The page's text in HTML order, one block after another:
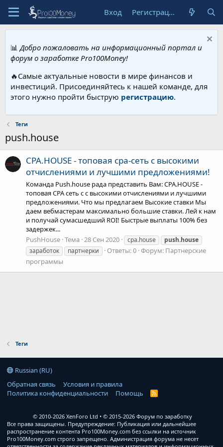
Вход Регистрация
📊 Добро пожаловать на информационный портал и
форум о заработке Pro100Money!
🔥Самые актуальные новости в мире финансов и
инвестиций. Присоединяйтесь к нашей команде, для
этого нужно пройти быструю регистрацию.
Теги
push.house
CPA.HOUSE - топовая cpa-сеть с высокими
отчислениями и лучшими предложениями!
Команда Push.house рада представить Вам: CPA.HOUSE -
топовая СРА сеть с с высокими отчислениями и лучшими
предложениями. Что мы предлагаем Высокие cтавки Мы
даем вебмастерам максимально большие ставки. Лей к нам
и получай сумасшедший ROI! Быстрые выплаты 100% без
задержек...
PushHouse Тема 28 Сен 2020 cpa.house
push.house
заработок
партнерки Ответы: 0 Форум: Партнерские
программы
Теги
Russian (RU)
Обратная связь
Условия и правила
Политика конфиденциальности
Помощь
R
© 2010-2026 XenForo Ltd
© 2015-2026 Форум по заработку
Все права защищены. Предупреждение: Публикация или дальнейшее
распространение контента Pro100Money.com без ссылки на источник
Pro100Money.com строго запрещено. Администрация форума не несет